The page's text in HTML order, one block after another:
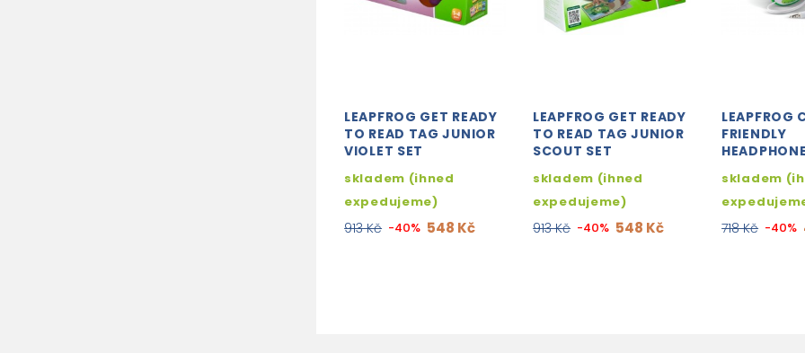
LEAPFROG GET READY
TO READ TAG JUNIOR
VIOLET SET
skladem (ihned
expedujeme)
913 Kč -40% 548 Kč
LEAPFROG GET READY
TO READ TAG JUNIOR
SCOUT SET
skladem (ihned
expedujeme)
913 Kč -40% 548 Kč
LEAPFROG
FRIENDLY
skladem
718 Kč -40%